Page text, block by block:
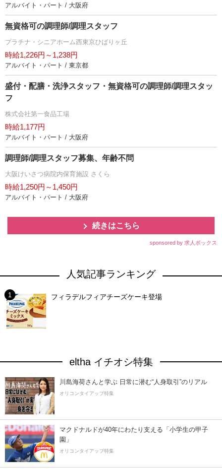
アルバイト・パート / 大阪府
無資格可の調理師/調理スタッフ
プラチナ・シニアホーム西東京ひばりヶ丘
時給1,226円～1,238円
アルバイト・パート / 東京都
盛付・配膳・洗浄スタッフ・無資格可の調理師/調理スタッ
フ
株式会社第一食品工場
時給1,177円
アルバイト・パート / 大阪府
調理師/調理スタッフ募集、年齢不問
大阪けいさつ病院内保育施設 さくら
時給1,250円～1,450円
アルバイト・パート / 大阪府
続きはこちら
sponsored by 求人ボックス
人気記事ランキング
フィラデルフィアチーズケーキ登場
eltha イチオシ特集
川島海荷さんと学ぶ 日常に潜む“人身取引”のリアル
オリコンタイアップ特集
マクドナルドが40年にわたり支える「小学生の甲子
園」
オリコンタイアップ特集